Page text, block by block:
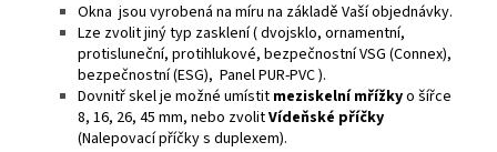
Okna jsou vyrobená na míru na základě Vaší objednávky.
Lze zvolit jiný typ zasklení ( dvojsklo, ornamentní,
protisluneční, protihlukové, bezpečnostní VSG (Connex),
bezpečnostní (ESG), Panel PUR-PVC ).
Dovnitř skel je možné umístit meziskelní mřížkyo šířce
8, 16, 26, 45 mm, nebo zvolitVídeňské příčky
(Nalepovací příčky s duplexem).